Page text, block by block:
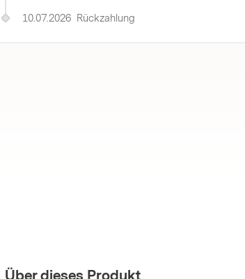
10.07.2026 Rückzahlung
Über dieses Produkt